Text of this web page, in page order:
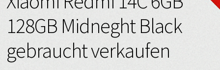
128GB Midneght Black
gebraucht verkaufen